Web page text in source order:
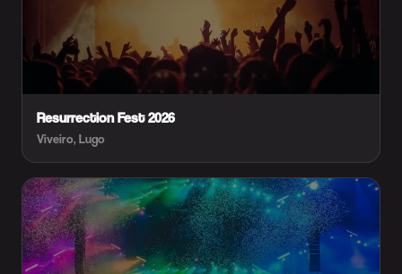
Resurrection Fest 2026
Viveiro, Lugo